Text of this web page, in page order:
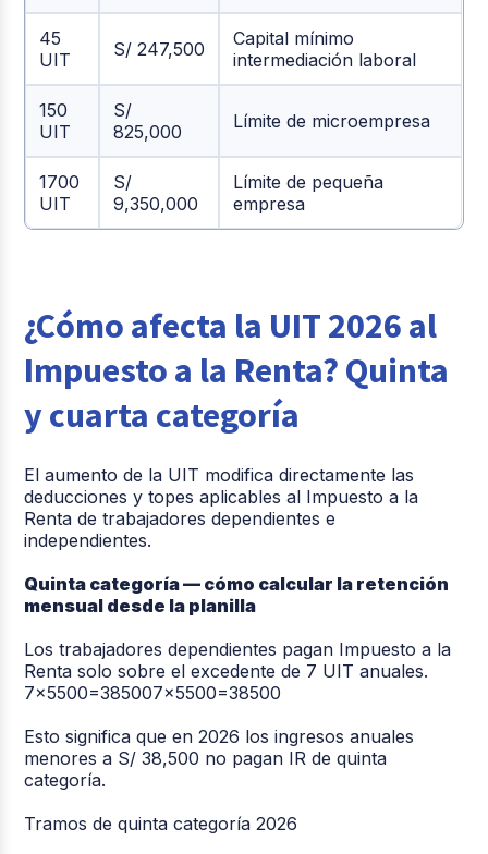
45
UIT
S/ 247,500
Capital mínimo
intermediación laboral
150
UIT
S/
825,000
Límite de microempresa
1700
UIT
S/
9,350,000
Límite de pequeña
empresa
¿Cómo afecta la UIT 2026 al
Impuesto a la Renta? Quinta
y cuarta categoría
El aumento de la UIT modifica directamente las
deducciones y topes aplicables al Impuesto a la
Renta de trabajadores dependientes e
independientes.
Quinta categoría — cómo calcular la retención
mensual desde la planilla
Los trabajadores dependientes pagan Impuesto a la
Renta solo sobre el excedente de 7 UIT anuales.
7×5500=385007×5500=38500
Esto significa que en 2026 los ingresos anuales
menores a S/ 38,500 no pagan IR de quinta
categoría.
Tramos de quinta categoría 2026